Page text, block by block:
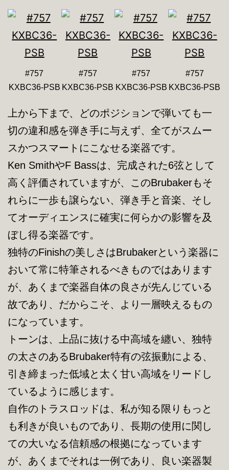
#757
KXBC36-PSB
#757
KXBC36-PSB
#757
KXBC36-PSB
#757
KXBC36-PSB
上から下まで、どのポジションで弾いても一
切の違和感を弾き手に与えず、全てがスムー
スかつスマートにこなせる楽器です。
Ken SmithやF Bassは、完成された6弦として
高く評価されていますが、このBrubakerもそ
れらに一歩も譲らない、弾き手と音楽、そし
てオーディエンスに確実に何らかの影響を及
ぼし得る楽器です。
独特のFinishの美しさはBrubakerという楽器に
おいて常に特筆されるべきものではあります
が、あくまで楽器自体の良さが先んじている
故であり、だからこそ、より一層映えるもの
になっています。
トーンは、上品に抜ける中高域を纏い、独特
の太さのあるBrubaker特有の弦振動による、
引き締まった低域と太く甘い高域をリードし
ているように感じます。
自作のトラスロッドは、私が知る限りもっと
も利きが良いものであり、長期の使用に関し
ての大いなる信頼感の根拠になっています
が、あくまでそれは一例であり、良い楽器製